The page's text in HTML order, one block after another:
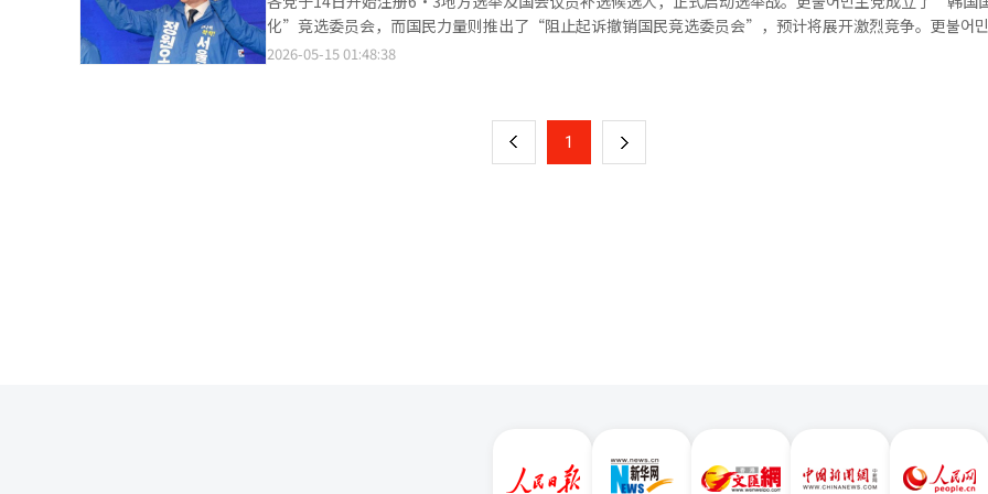
圈的强势。 此次选举中最大的意外发生在釜山。民主党候选人全在秀以50.2%的支持率领先朴亨俊候选人
（48.3%）。在蔚山，金相旭候选人以52.8%领先金斗圭候选人（43.2%），而在庆南，金庆洙候选人以
持率领先朴完洙候选人（45.7%）。 在被视为保守阵营最后堡垒的庆尚地区，大邱的选情则极为接近。国民力量候选
表现同样明显。大田市长选举中，许泰正候选人以55.9%的支持率领先，世宗市长选举中，赵相浩候选人以
先。忠南知事选举中，朴秀贤候选人以52.1%微弱领先金泰烘候选人（47.9%），而在忠北知事选举中，申
化”竞选委员会，而国民力量则推出了“阻止起诉撤销国民竞选委员会”，预计将展开激烈竞争。更불어
了夺回地方权力和保住补选的目标，而国民力量则期待在首尔、釜山等大城市及其传统票仓庆尚地区取得佳绩。
选，而国民力量则在曾面临人选困难的群山、金堤、扶安以外的13个地区推出了候选人。此次被称为迷你
地区中，除了大邱达成郡外，其余13个地区均由更불어민主党占据。 当天，更불어民主党的地方首长候选人中，郑元
五（首尔）、秋美爱（京畿）、朴贞大（仁川）、金富谦（大邱）、全在洙（釜山）、金庆洙（庆南）、闵
月2日进行。在选举活动期间，候选人可以进行街头演讲和分发宣传材料。提前投票将于29日进行，为期两
2026-05-15 01:48:38
上 1 下